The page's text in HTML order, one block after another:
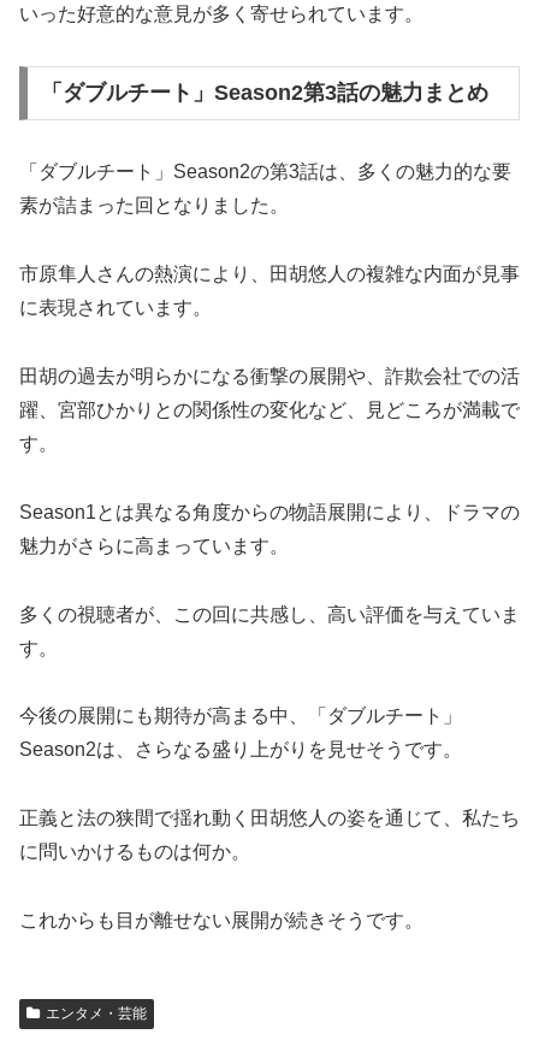
いった好意的な意見が多く寄せられています。
「ダブルチート」Season2第3話の魅力まとめ
「ダブルチート」Season2の第3話は、多くの魅力的な要
素が詰まった回となりました。
市原隼人さんの熱演により、田胡悠人の複雑な内面が見事
に表現されています。
田胡の過去が明らかになる衝撃の展開や、詐欺会社での活
躍、宮部ひかりとの関係性の変化など、見どころが満載で
す。
Season1とは異なる角度からの物語展開により、ドラマの
魅力がさらに高まっています。
多くの視聴者が、この回に共感し、高い評価を与えていま
す。
今後の展開にも期待が高まる中、「ダブルチート」
Season2は、さらなる盛り上がりを見せそうです。
正義と法の狭間で揺れ動く田胡悠人の姿を通じて、私たち
に問いかけるものは何か。
これからも目が離せない展開が続きそうです。
エンタメ・芸能